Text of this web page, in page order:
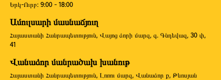
Երկ-Ուրբ: 9:00 - 18:00
Ամուլսարի մասնաճյուղ
Հայաստանի Հանրապետություն, Վայոց ձորի մարզ, գ. Գնդեվազ, 30 փ,
41
Վանաձոր մանրածախ խանութ
Հայաստանի Հանրապետություն, Լոռու մարզ, Վանաձոր ք, Թևոսյան